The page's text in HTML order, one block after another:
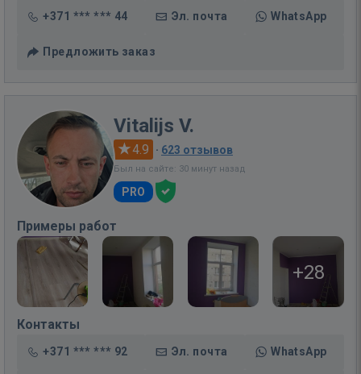
+371 *** *** 44 Эл. почта WhatsApp
Предложить заказ
Vitalijs V.
4.9 · 623 отзывов
Был на сайте: 30 минут назад
PRO
Примеры работ
+28
Контакты
+371 *** *** 92 Эл. почта WhatsApp